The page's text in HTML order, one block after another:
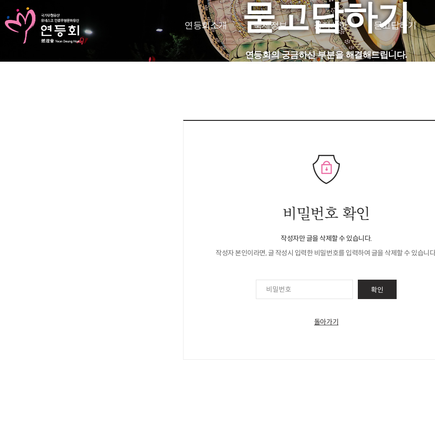
연등회소개 축제정보 공지사항
묻고답하기
KR
JP CH FR
묻고답하기
연등회의 궁금하신 부분을 해결해드립니다.
비밀번호 확인
작성자만 글을 삭제할 수 있습니다.
작성자 본인이라면, 글 작성시 입력한 비밀번호를 입력하여 글을 삭제할 수 있습니
확인
돌아가기